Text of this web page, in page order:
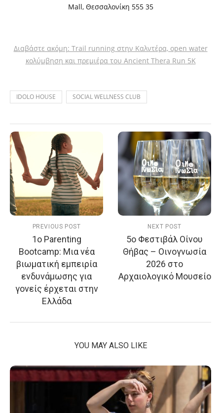
Mall, Θεσσαλονίκη 555 35
Διαβάστε ακόμη: Trail running στην Καλντέρα, open water
κολύμβηση και πρεμιέρα του Ancient Thera Run 5K
IDOLO HOUSE SOCIAL WELLNESS CLUB
PREVIOUS POST
1ο Parenting
Bootcamp: Μια νέα
βιωματική εμπειρία
ενδυνάμωσης για
γονείς έρχεται στην
Ελλάδα
NEXT POST
5ο Φεστιβάλ Οίνου
Θήβας – Οινογνωσία
2026 στο
Αρχαιολογικό Μουσείο
YOU MAY ALSO LIKE